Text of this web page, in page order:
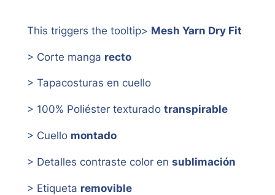
This triggers the tooltip> Mesh Yarn Dry Fit
> Corte manga recto
> Tapacosturas en cuello
> 100% Poliéster texturado transpirable
> Cuello montado
> Detalles contraste color en sublimación
> Etiqueta removible